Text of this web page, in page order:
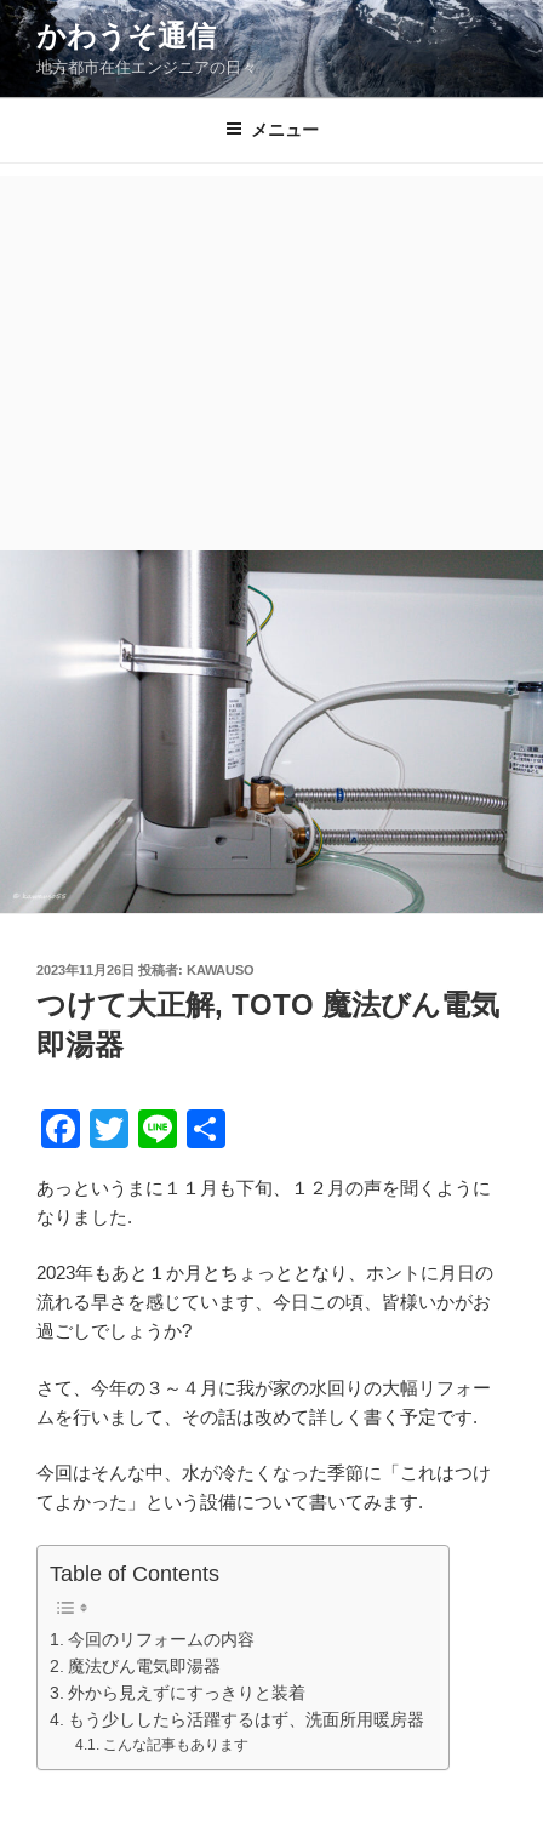
コ
ン
ン
かわうそ通信
地方都市在住エンジニアの日々
メニュー
投
日:
2023年11月26日 投稿者: KAWAUSO
つけて大正解, TOTO 魔法びん電気
即湯器
F
c
b
o
k
T
tt
Li
e
あっというまに１１月も下旬、１２月の声を聞くように
なりました.
2023年もあと１か月とちょっととなり、ホントに月日の
流れる早さを感じています、今日この頃、皆様いかがお
過ごしでしょうか?
さて、今年の３～４月に我が家の水回りの大幅リフォー
ムを行いまして、その話は改めて詳しく書く予定です.
今回はそんな中、水が冷たくなった季節に「これはつけ
てよかった」という設備について書いてみます.
Table of Contents
今回のリフォームの内容
魔法びん電気即湯器
外から見えずにすっきりと装着
もう少ししたら活躍するはず、洗面所用暖房器
こんな記事もあります